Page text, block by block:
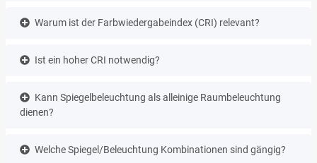
Warum ist der Farbwiedergabeindex (CRI) relevant?
Ist ein hoher CRI notwendig?
Kann Spiegelbeleuchtung als alleinige Raumbeleuchtung
dienen?
Welche Spiegel/Beleuchtung Kombinationen sind gängig?